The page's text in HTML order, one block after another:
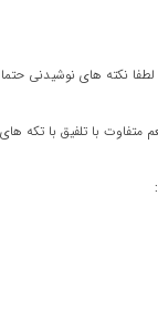
لطفا نکته های نوشیدنی
با تلفیق با تکه